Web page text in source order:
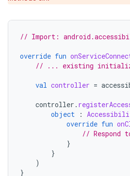
// Import:
override fun
// ... existing
val controller =
controller .
object
:
override fun
// Respond
}
}
)
}